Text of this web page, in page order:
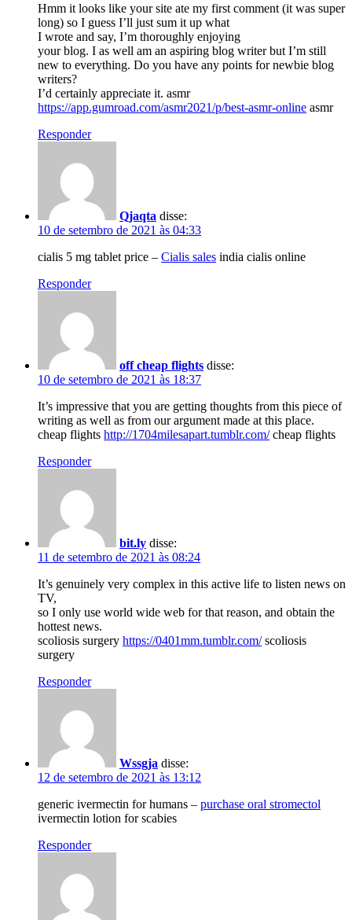
Hmm it looks like your site ate my first comment (it was super
long) so I guess I’ll just sum it up what
I wrote and say, I’m thoroughly enjoying
your blog. I as well am an aspiring blog writer but I’m still
new to everything. Do you have any points for newbie blog
writers?
I’d certainly appreciate it. asmr
https://app.gumroad.com/asmr2021/p/best-asmr-online asmr
Responder
Qjaqta disse:
10 de setembro de 2021 às 04:33
cialis 5 mg tablet price – Cialis sales india cialis online
Responder
off cheap flights disse:
10 de setembro de 2021 às 18:37
It’s impressive that you are getting thoughts from this piece of
writing as well as from our argument made at this place.
cheap flights http://1704milesapart.tumblr.com/cheap flights
Responder
bit.ly disse:
11 de setembro de 2021 às 08:24
It’s genuinely very complex in this active life to listen news on
TV,
so I only use world wide web for that reason, and obtain the
hottest news.
scoliosis surgery https://0401mm.tumblr.com/scoliosis
surgery
Responder
Wssgja disse:
12 de setembro de 2021 às 13:12
generic ivermectin for humans – purchase oral stromectol
ivermectin lotion for scabies
Responder